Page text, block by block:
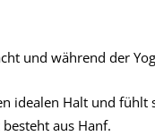
und während der
idealen Halt und
aus Hanf.